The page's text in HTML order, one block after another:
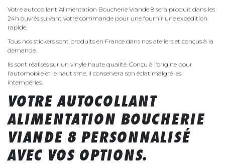
Votre autocollant Alimentation Boucherie Viande 8 sera produit dans les
24h ouvrés suivant votre commande pour une fournir une expédition
rapide.
Tous nos stickers sont produits en France dans nos ateliers et conçus à la
demande.
Ils sont réalisés sur un vinyle haute qualité. Conçu à l’origine pour
l’automobile et le nautisme, il conservera son éclat malgré les
intempéries.
VOTRE AUTOCOLLANT
ALIMENTATION BOUCHERIE
VIANDE 8 PERSONNALISÉ
AVEC VOS OPTIONS.